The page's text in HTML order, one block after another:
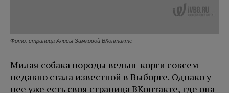
Фото: страница Алисы Замковой ВКонтакте
Милая собака породы вельш-корги совсем
недавно стала известной в Выборге. Однако у
нее уже есть своя страница ВКонтакте, где она